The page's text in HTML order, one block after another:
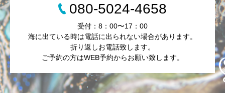
080-5024-4658
受付：8：00〜17：00
海に出ている時は電話に出られない場合があります。
折り返しお電話致します。
ご予約の方はWEB予約からお願い致します。